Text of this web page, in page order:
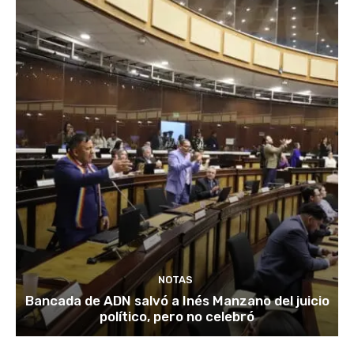
NOTAS
Bancada de ADN salvó a Inés Manzano del juicio
político, pero no celebró